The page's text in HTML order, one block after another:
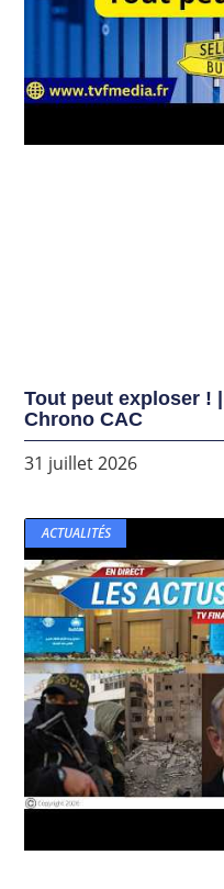
Tout peut exploser !
Chrono CAC
31 juillet 2026
ACTUALITÉS